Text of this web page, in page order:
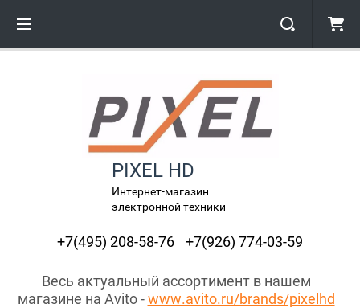
PIXEL HD
Интернет-магазин
электронной техники
+7(495) 208-58-76 +7(926) 774-03-59
Весь актуальный ассортимент в нашем
магазине на Avito -www.avito.ru/brands/pixelhd